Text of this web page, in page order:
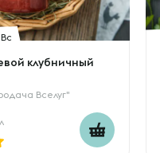
Вс
клубничный
Вселуг"